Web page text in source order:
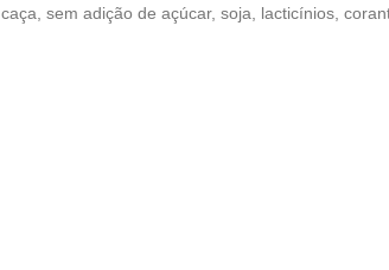
sem adição de açúcar, soja, lacticínios,